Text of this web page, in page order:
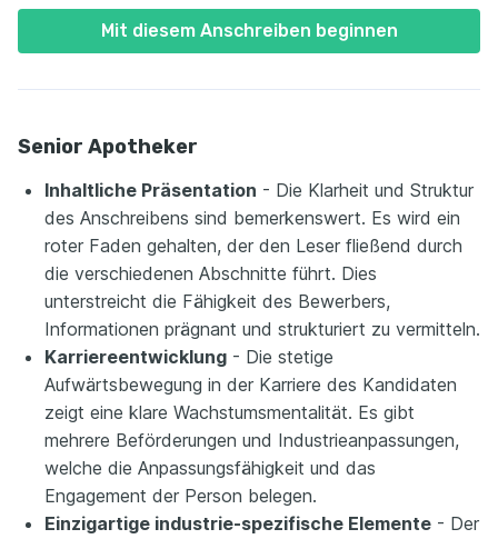
Mit diesem Anschreiben beginnen
Senior Apotheker
Inhaltliche Präsentation - Die Klarheit und Struktur
des Anschreibens sind bemerkenswert. Es wird ein
roter Faden gehalten, der den Leser fließend durch
die verschiedenen Abschnitte führt. Dies
unterstreicht die Fähigkeit des Bewerbers,
Informationen prägnant und strukturiert zu vermitteln.
Karriereentwicklung - Die stetige
Aufwärtsbewegung in der Karriere des Kandidaten
zeigt eine klare Wachstumsmentalität. Es gibt
mehrere Beförderungen und Industrieanpassungen,
welche die Anpassungsfähigkeit und das
Engagement der Person belegen.
Einzigartige industrie-spezifische Elemente - Der